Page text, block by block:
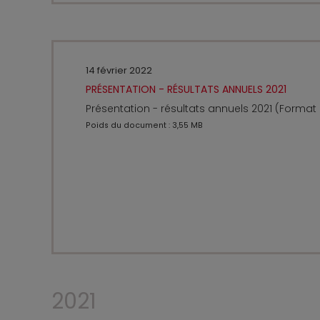
14 février 2022
PRÉSENTATION - RÉSULTATS ANNUELS 2021
Présentation - résultats annuels 2021 (Format
Poids du document : 3,55 MB
2021